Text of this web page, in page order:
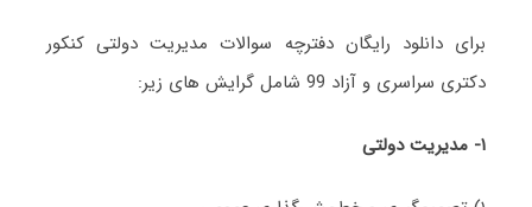
برای دانلود رایگان دفترچه سوالات مدیریت دولتی کنکور
دکتری سراسری و آزاد 99 شامل گرایش های‌ زیر:
۱- مدیریت دولتی